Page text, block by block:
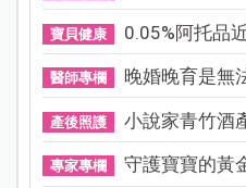
寶貝健康 0.05%阿托品
醫師專欄 晚婚晚育是無
產後照護 小說家青竹酒
專家專欄 守護寶寶的黃